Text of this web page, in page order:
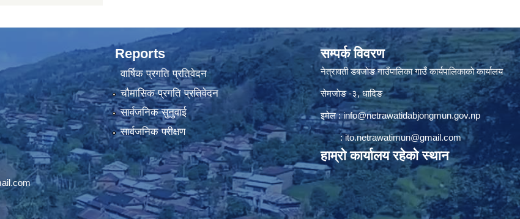
Reports
वार्षिक प्रगति प्रतिवेदन
चौमासिक प्रगति प्रतिवेदन
सार्वजनिक सुनुवाई
सार्वजनिक परीक्षण
सम्पर्क विवरण
नेत्रावती डबजाेङ गाउँपालिका गाउँ कार्यपालिकाकाे कार्यालय
सेमजाेङ -३, धादिङ
इमेल :info@netrawatidabjongmun.gov.np
:ito.netrawatimun@gmail.com
हाम्राे कार्यालय रहेकाे स्थान